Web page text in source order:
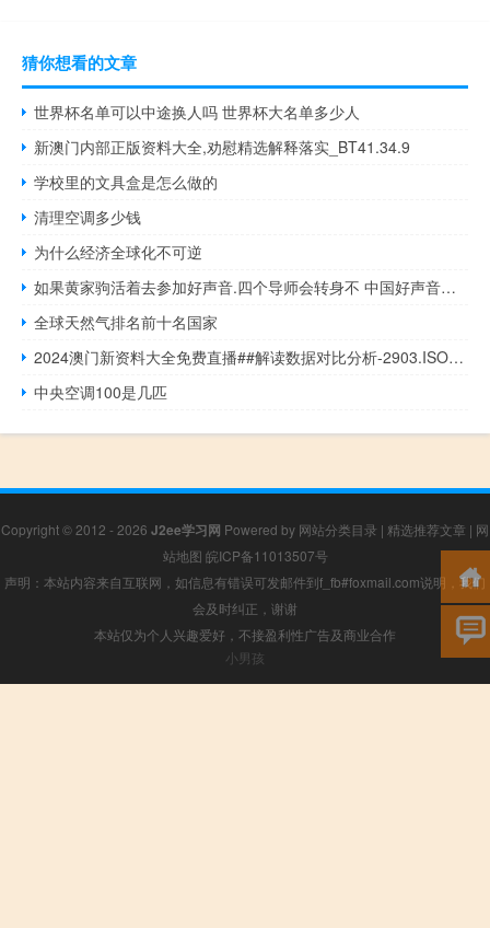
猜你想看的文章
世界杯名单可以中途换人吗 世界杯大名单多少人
新澳门内部正版资料大全,劝慰精选解释落实_BT41.34.9
学校里的文具盒是怎么做的
清理空调多少钱
为什么经济全球化不可逆
如果黄家驹活着去参加好声音.四个导师会转身不 中国好声音导师全转身
全球天然气排名前十名国家
2024澳门新资料大全免费直播##解读数据对比分析-2903.ISO5.10
中央空调100是几匹
Copyright © 2012 - 2026 J2ee学习网 Powered by 网站分类目录 | 精选推荐文章 | 网
站地图 皖ICP备11013507号
声明：本站内容来自互联网，如信息有错误可发邮件到f_fb#foxmail.com说明，我们
会及时纠正，谢谢
本站仅为个人兴趣爱好，不接盈利性广告及商业合作
小男孩